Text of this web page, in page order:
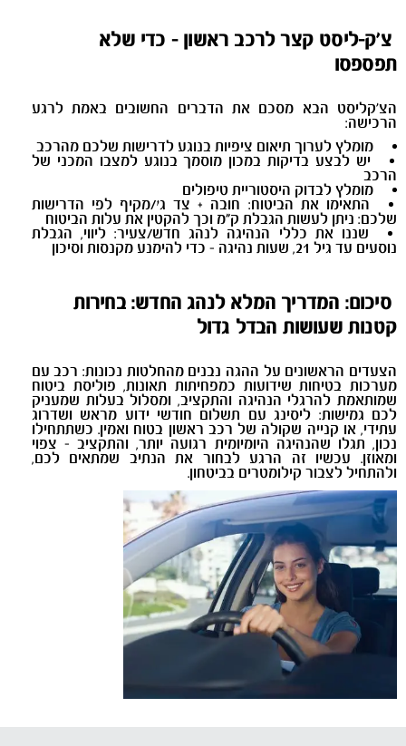
צ’ק-ליסט קצר לרכב ראשון - כדי שלא
תפספסו
הצ’קליסט הבא מסכם את הדברים החשובים באמת לרגע
הרכישה:
מומלץ לערוך תיאום ציפיות בנוגע לדרישות שלכם מהרכב
יש לבצע בדיקות במכון מוסמך בנוגע למצבו המכני של
הרכב
מומלץ לבדוק היסטוריית טיפולים
התאימו את הביטוח: חובה + צד ג׳/מקיף לפי הדרישות
שלכם: ניתן לעשות הגבלת ק"מ וכך להקטין את עלות הביטוח
שננו את כללי הנהיגה לנהג חדש/צעיר: ליווי, הגבלת
נוסעים עד גיל 21, שעות נהיגה - כדי להימנע מקנסות וסיכון
סיכום: המדריך המלא לנהג החדש: בחירות
קטנות שעושות הבדל גדול
הצעדים הראשונים על ההגה נבנים מהחלטות נכונות: רכב עם
מערכות בטיחות שידועות כמפחיתות תאונות, פוליסת ביטוח
שמותאמת להרגלי הנהיגה והתקציב, ומסלול בעלות שמעניק
לכם גמישות: ליסינג עם תשלום חודשי ידוע מראש ושדרוג
עתידי, או קנייה שקולה של רכב ראשון בטוח ואמין. כשתתחילו
נכון, תגלו שהנהיגה היומיומית רגועה יותר, והתקציב - צפוי
ומאוזן. עכשיו זה הרגע לבחור את הנתיב שמתאים לכם,
ולהתחיל לצבור קילומטרים בביטחון.